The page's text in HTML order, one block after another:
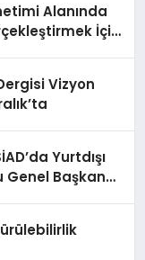
Alanında
İçin
Vizyon
Yurtdışı
Genel Başkan